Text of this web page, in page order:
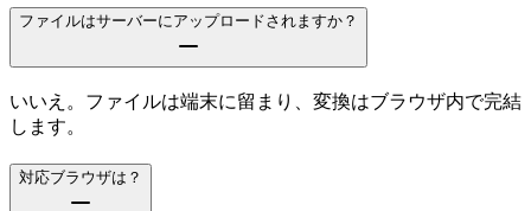
ファイルはサーバーにアップロードされますか？
いいえ。ファイルは端末に留まり、変換はブラウザ内で完結
します。
対応ブラウザは？